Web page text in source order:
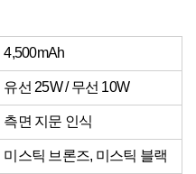
4,500mAh
유선 25W / 무선 10W
측면 지문 인식
미스틱 브론즈, 미스틱 블랙